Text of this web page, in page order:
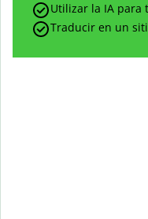
Utilizar la IA para
Traducir en un